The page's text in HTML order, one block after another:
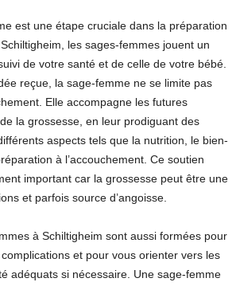
est une étape cruciale dans la préparation
les sages-femmes jouent un
de votre santé et de celle de votre bébé.
reçue, la sage-femme ne se limite pas
Elle accompagne les futures
la grossesse, en leur prodiguant des
aspects tels que la nutrition, le bien-
à l’accouchement. Ce soutien
important car la grossesse peut être une
et parfois source d’angoisse.
à Schiltigheim sont aussi formées pour
et pour vous orienter vers les
adéquats si nécessaire. Une sage-femme